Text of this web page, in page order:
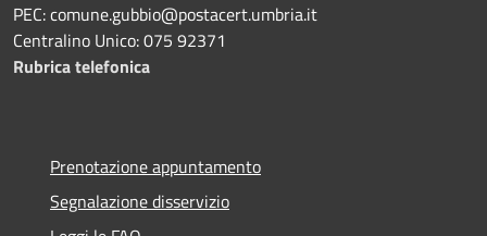
PEC: comune.gubbio@postacert.umbria.it
Centralino Unico: 075 92371
Rubrica telefonica
Prenotazione appuntamento
Segnalazione disservizio